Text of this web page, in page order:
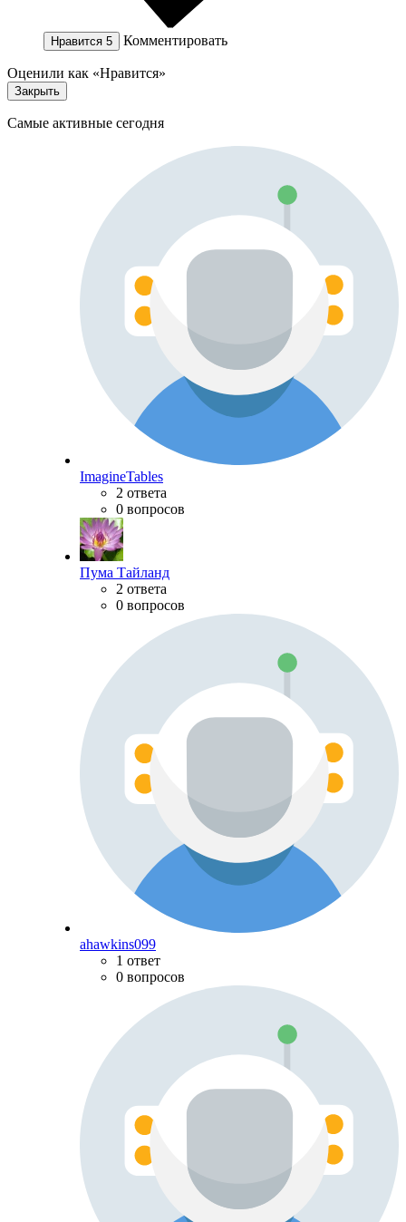
Нравится 5 Комментировать
Оценили как «Нравится»
Закрыть
Самые активные сегодня
ImagineTables
2 ответа
0 вопросов
Пума Тайланд
2 ответа
0 вопросов
ahawkins099
1 ответ
0 вопросов